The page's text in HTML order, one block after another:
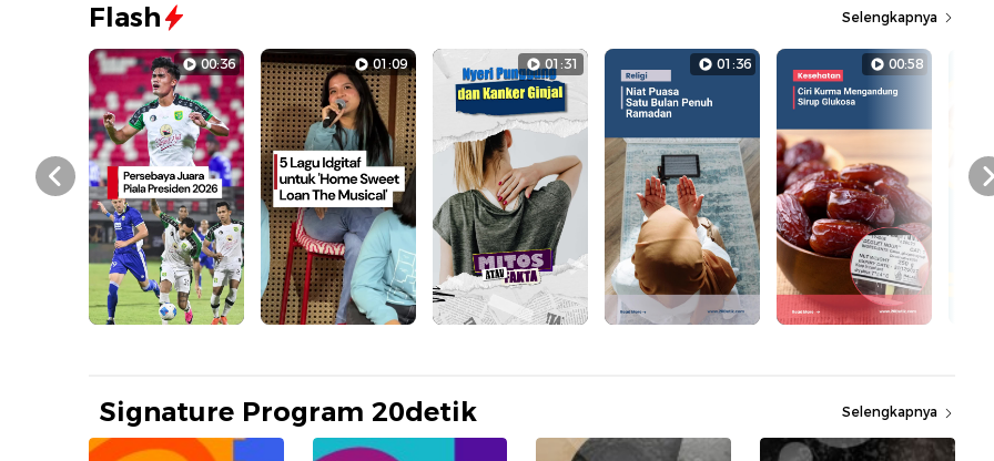
Flash Selengkapnya
00:36 01:09 01:31 01:36 00:58
Prev
Signature Program 20detik Selengkapnya